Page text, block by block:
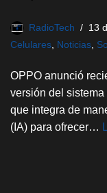
RadioTech
13
Celulares Noticias
OPPO anunció
versión del
que integra de
(IA) para ofrecer…